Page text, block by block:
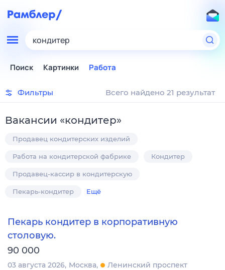
кондитер
Поиск Картинки Работа
Фильтры Всего найдено 21 результат
Вакансии «кондитер»
Продавец кондитерских изделий
Работа на кондитерской фабрике Кондитер
Продавец-кассир в кондитерскую
Пекарь-кондитер Ещё
Пекарь кондитер в корпоративную
столовую.
90 000
03 августа 2026 Москва
Ленинский проспект